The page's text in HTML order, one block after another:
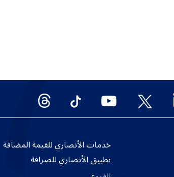
خدمات الأنصاري للقيمة المضافة
تطبيق الأنصاري للصرافة